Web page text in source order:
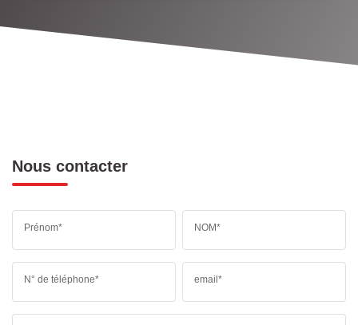
Nous contacter
Prénom* NOM*
N° de téléphone* email*